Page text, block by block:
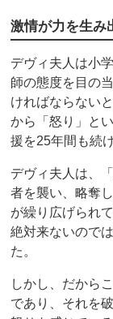
激情が力を生み
デヴィ夫人は小
師の態度を目の
ければならない
から「怒り」と
援を25年間も続
デヴィ夫人は、
者を襲い、略奪
が繰り広げられ
絶対来ないので
た。
しかし、だから
であり、それを